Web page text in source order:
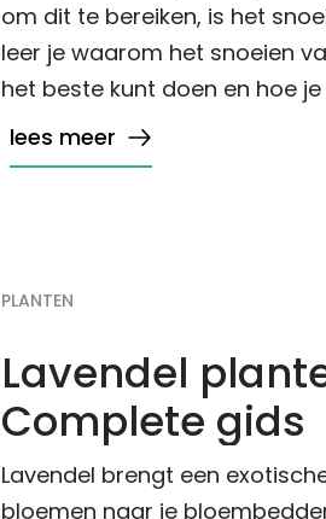
om dit te bereiken, is het
leer je waarom het snoeien
het beste kunt doen en hoe
lees meer
PLANTEN
Lavendel
Complete gids
Lavendel brengt een
bloemen naar je